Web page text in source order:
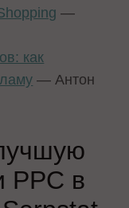
—
как
— Антон